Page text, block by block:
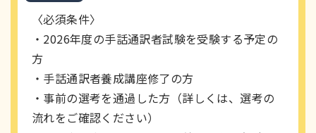
〈必須条件〉
・2026年度の手話通訳者試験を受験する予定の
方
・手話通訳者養成講座修了の方
・事前の選考を通過した方（詳しくは、選考の
流れをご確認ください）